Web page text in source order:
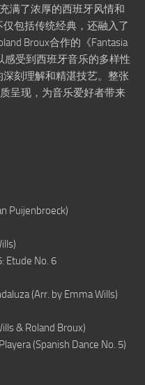
满了浓厚的西班牙风情和
包括传统经典，还融入了
Broux合作的《Fantasia
感受到西班牙音乐的多样性
刻理解和精湛技艺。整张
呈现，为音乐爱好者带来
Puijenbroeck)
Etude No. 6
(Arr. by Emma Wills)
& Roland Broux)
(Spanish Dance No. 5)